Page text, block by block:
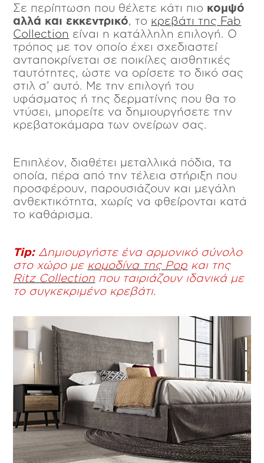
Σε περίπτωση που θέλετε κάτι πιο κομψό
αλλά και εκκεντρικό , το κρεβάτι της Fab
Collection είναι η κατάλληλη επιλογή. Ο
τρόπος με τον οποίο έχει σχεδιαστεί
ανταποκρίνεται σε ποικίλες αισθητικές
ταυτότητες, ώστε να ορίσετε το δικό σας
στιλ σ’ αυτό. Με την επιλογή του
υφάσματος ή της δερματίνης που θα το
ντύσει, μπορείτε να δημιουργήσετε την
κρεβατοκάμαρα των ονείρων σας.
Επιπλέον, διαθέτει μεταλλικά πόδια, τα
οποία, πέρα από την τέλεια στήριξη που
προσφέρουν, παρουσιάζουν και μεγάλη
ανθεκτικότητα, χωρίς να φθείρονται κατά
το καθάρισμα.
Tip: Δημιουργήστε ένα αρμονικό σύνολο
στο χώρο με κομοδίνα της Pop και της
Ritz Collection που ταιριάζουν ιδανικά με
το συγκεκριμένο κρεβάτι.